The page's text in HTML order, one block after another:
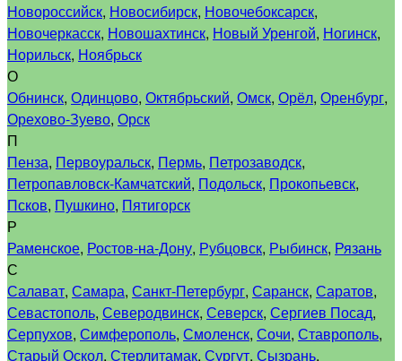
Новороссийск, Новосибирск, Новочебоксарск,
Новочеркасск, Новошахтинск, Новый Уренгой, Ногинск,
Норильск, Ноябрьск
О
Обнинск, Одинцово, Октябрьский, Омск, Орёл, Оренбург,
Орехово-Зуево, Орск
П
Пенза, Первоуральск, Пермь, Петрозаводск,
Петропавловск-Камчатский, Подольск, Прокопьевск,
Псков, Пушкино, Пятигорск
Р
Раменское, Ростов-на-Дону, Рубцовск, Рыбинск, Рязань
С
Салават, Самара, Санкт-Петербург, Саранск, Саратов,
Севастополь, Северодвинск, Северск, Сергиев Посад,
Серпухов, Симферополь, Смоленск, Сочи, Ставрополь,
Старый Оскол, Стерлитамак, Сургут, Сызрань,